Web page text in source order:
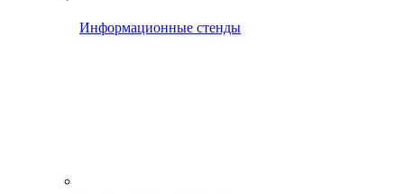
Информационные стенды